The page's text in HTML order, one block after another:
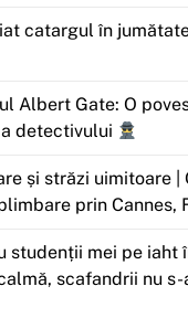
catargul în
Albert Gate: O
detectivului
și străzi uimitoare |
prin Cannes,
studenții mei pe iaht
scafandrii nu s-